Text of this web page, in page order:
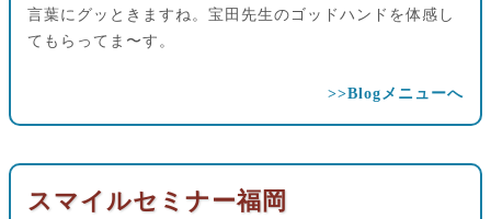
言葉にグッときますね。宝田先生のゴッドハンドを体感し
てもらってま〜す。
>>Blogメニューへ
スマイルセミナー福岡